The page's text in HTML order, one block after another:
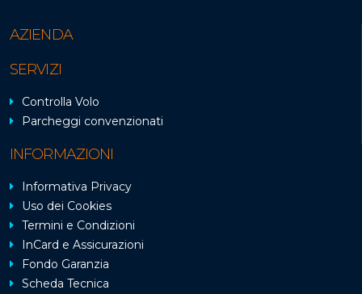
AZIENDA
SERVIZI
Controlla Volo
Parcheggi convenzionati
INFORMAZIONI
Informativa Privacy
Uso dei Cookies
Termini e Condizioni
InCard e Assicurazioni
Fondo Garanzia
Scheda Tecnica